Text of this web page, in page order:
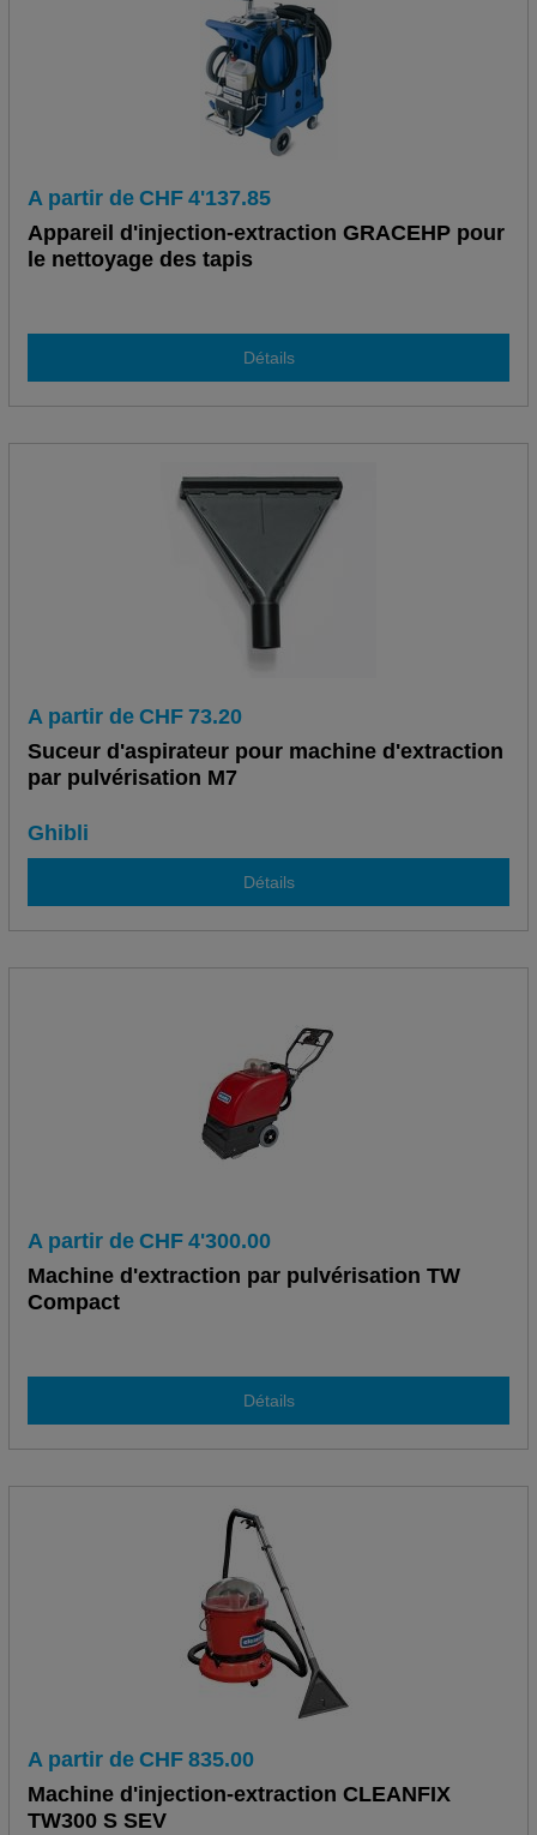
A partir de CHF 4'137.85
Appareil d'injection-extraction GRACEHP pour
le nettoyage des tapis
Détails
A partir de CHF 73.20
Suceur d'aspirateur pour machine d'extraction
par pulvérisation M7
Ghibli
Détails
A partir de CHF 4'300.00
Machine d'extraction par pulvérisation TW
Compact
Détails
A partir de CHF 835.00
Machine d'injection-extraction CLEANFIX
TW300 S SEV